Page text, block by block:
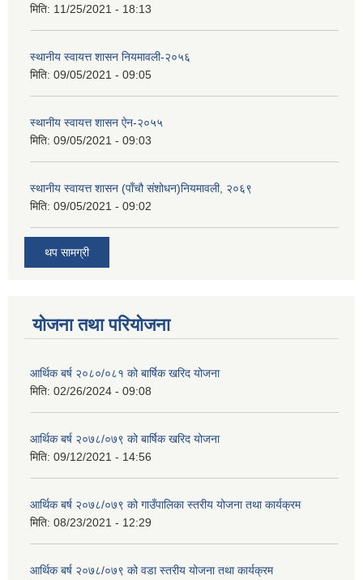
मिति: 11/25/2021 - 18:13
स्थानीय स्वायत्त शासन नियमावली-२०५६
मिति: 09/05/2021 - 09:05
स्थानीय स्वायत्त शासन ए‍ेन-२०५५
मिति: 09/05/2021 - 09:03
स्थानीय स्वायत्त शासन (पाँचौ संशोधन)नियमावली, २०६९
मिति: 09/05/2021 - 09:02
थप सामग्री
योजना तथा परियोजना
आर्थिक बर्ष २०८०/०८१ को बार्षिक खरिद योजना
मिति: 02/26/2024 - 09:08
आर्थिक बर्ष २०७८/०७९ को बार्षिक खरिद योजना
मिति: 09/12/2021 - 14:56
आर्थिक बर्ष २०७८/०७९ को गाउँपालिका स्तरीय योजना तथा कार्यक्रम
मिति: 08/23/2021 - 12:29
आर्थिक बर्ष २०७८/०७९ को वडा स्तरीय योजना तथा कार्यक्रम